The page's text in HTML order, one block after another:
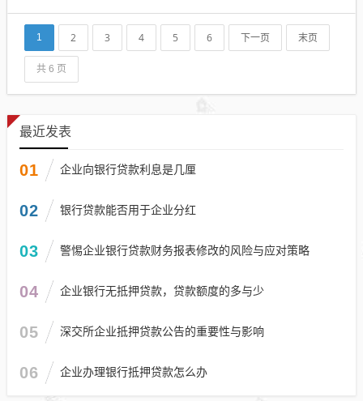
业活动中，公司是承担经济风险、实现经济利益的主
体，是经济发展的重要组成部分。（图片来源网络，
侵删）过户公司过户是指公司...
1 2 3 4 5 6 下一页 末页
共 6 页
最近发表
01 企业向银行贷款利息是几厘
02 银行贷款能否用于企业分红
03 警惕企业银行贷款财务报表修改的风险与应对策略
04 企业银行无抵押贷款，贷款额度的多与少
05 深交所企业抵押贷款公告的重要性与影响
06 企业办理银行抵押贷款怎么办